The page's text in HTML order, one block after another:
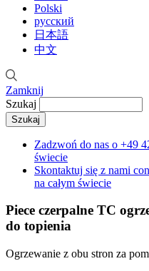
Polski
русский
日本語
中文
Zamknij
Szukaj
Zadzwoń do nas o +49
świecie
Skontaktuj się z nami
na całym świecie
Piece czerpalne TC
do topienia
Ogrzewanie z obu stron za